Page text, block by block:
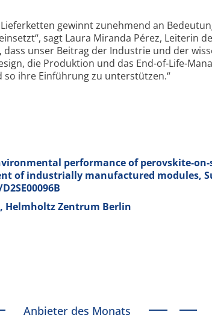
gewinnt zunehmend an
sagt Laura Miranda Pérez, Leiterin
unser Beitrag der Industrie und der
die Produktion und das End-of-Life-
ihre Einführung zu unterstützen.“
performance of perovskite-
of industrially manufactured modules,
Helmholtz Zentrum Berlin
Anbieter des Monats